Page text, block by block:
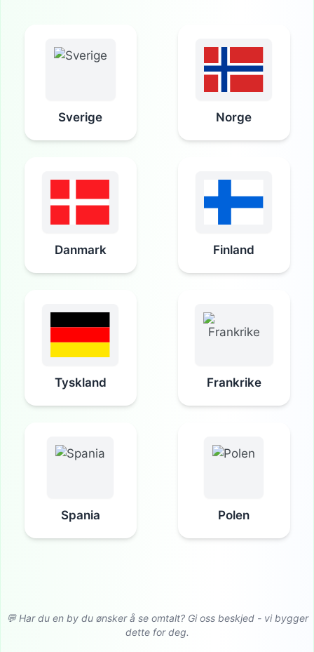
Sverige Norge
Danmark Finland
Tyskland Frankrike
Spania Polen
💬 Har du en by du ønsker å se omtalt? Gi oss beskjed - vi bygger
dette for deg.